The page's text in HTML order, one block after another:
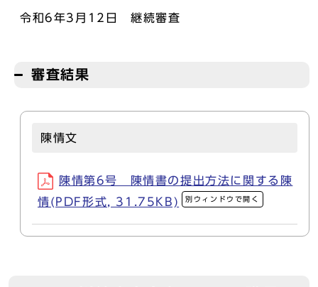
令和6年3月12日 継続審査
審査結果
陳情文
陳情第6号 陳情書の提出方法に関する陳
情(PDF形式, 31.75KB)
別ウィンドウで開く